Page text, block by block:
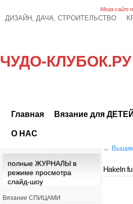
Мега сайт
ДИЗАЙН, ДАЧА, СТРОИТЕЛЬСТВО
ЧУДО-КЛУБОК.РУ
Главная Вязание для ДЕТЕЙ
О НАС
←
Hakeln
полные ЖУРНАЛЫ в
режиме просмотра
слайд-шоу
Вязание СПИЦАМИ